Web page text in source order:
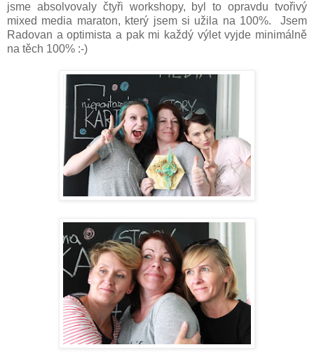
jsme absolvovaly čtyři workshopy, byl to opravdu tvořivý
mixed media maraton, který jsem si užila na 100%. Jsem
Radovan a optimista a pak mi každý výlet vyjde minimálně
na těch 100% :-)